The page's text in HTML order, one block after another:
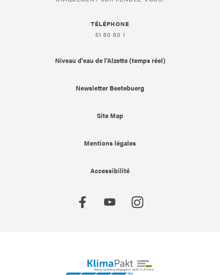
TÉLÉPHONE
51 80 80 1
Niveau d'eau de l'Alzette (temps réel)
Newsletter Beetebuerg
Site Map
Mentions légales
Accessibilité